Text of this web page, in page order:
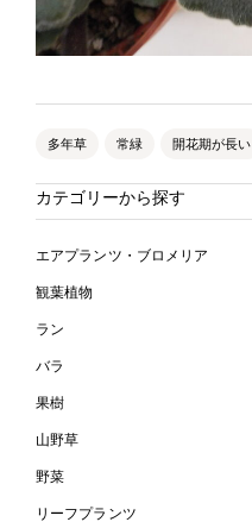
多年草 常緑 開花期が長い
カテゴリーから探す
エアプランツ・ブロメリア
観葉植物
ラン
バラ
果樹
山野草
野菜
リーフプランツ